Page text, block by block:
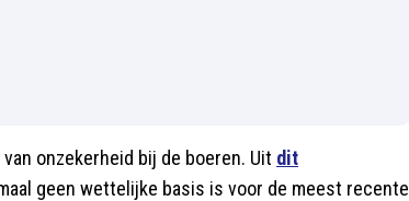
onzekerheid bij de boeren. Uit dit
geen wettelijke basis is voor de meest recente